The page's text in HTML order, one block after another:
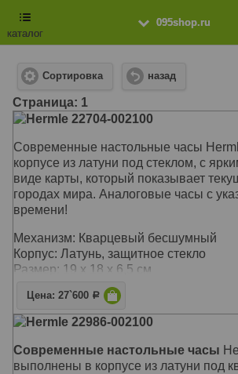
095shop.ru
каталог
Сортировка назад
Cтраница: 1
Hermle 22704-002100
Современные настольные часы
корпусе из латуни под стеклом, с
виде карты, который показывает
городах мира. Аналоговые часы с
времени!
Механизм: Кварцевый бесшумный
Корпус: Латунь, защитное стекло
Размер: 19 х 18 х 6,5 см
Цена: 27`600 Р
Hermle 22986-002100
Современные настольные часы
выполнены в корпусе из латуни под